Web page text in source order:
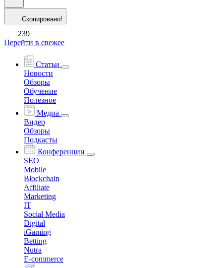
Скопировано!
239
Перейти в свежее
Статьи
Новости
Обзоры
Обучение
Полезное
Медиа
Видео
Обзоры
Подкасты
Конференции
SEO
Mobile
Blockchain
Affiliate
Marketing
IT
Social Media
Digital
iGaming
Betting
Nutra
E-commerce